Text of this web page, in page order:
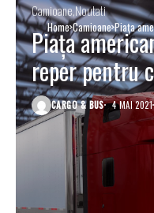
Home Camioane Piața
CamioaneNoutati
Piața
reper pentru
CARGO & BUS 4 MAI 2021